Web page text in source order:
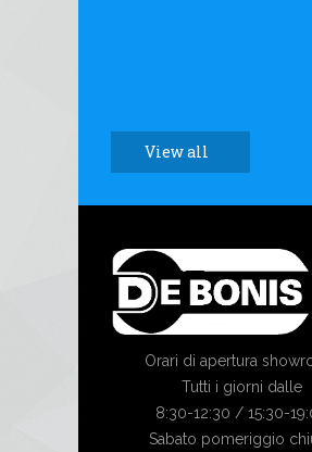
View all
Orari di apertura
Tutti i giorni dalle
8:30-12:30 / 15:30-
Sabato pomeriggio